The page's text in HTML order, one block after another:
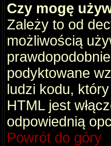
Czy mogę
Zależy to od
możliwością
podyktowane
ludzi kodu,
HTML jest
odpowiednią
Powrót do góry